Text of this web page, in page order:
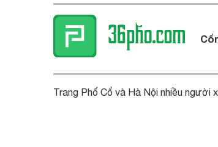
Trang Phố Cổ và Hà Nội nhiều người